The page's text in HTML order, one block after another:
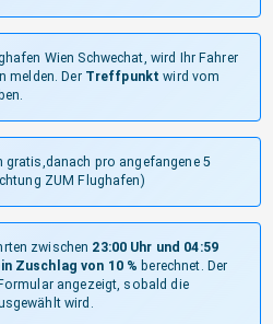
Wien Schwechat, wird Ihr Fahrer
melden. Der Treffpunkt wird vom
gratis,danach pro angefangene 5
ZUM Flughafen)
zwischen 23:00 Uhr und 04:59
Zuschlag von 10 % berechnet. Der
angezeigt, sobald die
wird.